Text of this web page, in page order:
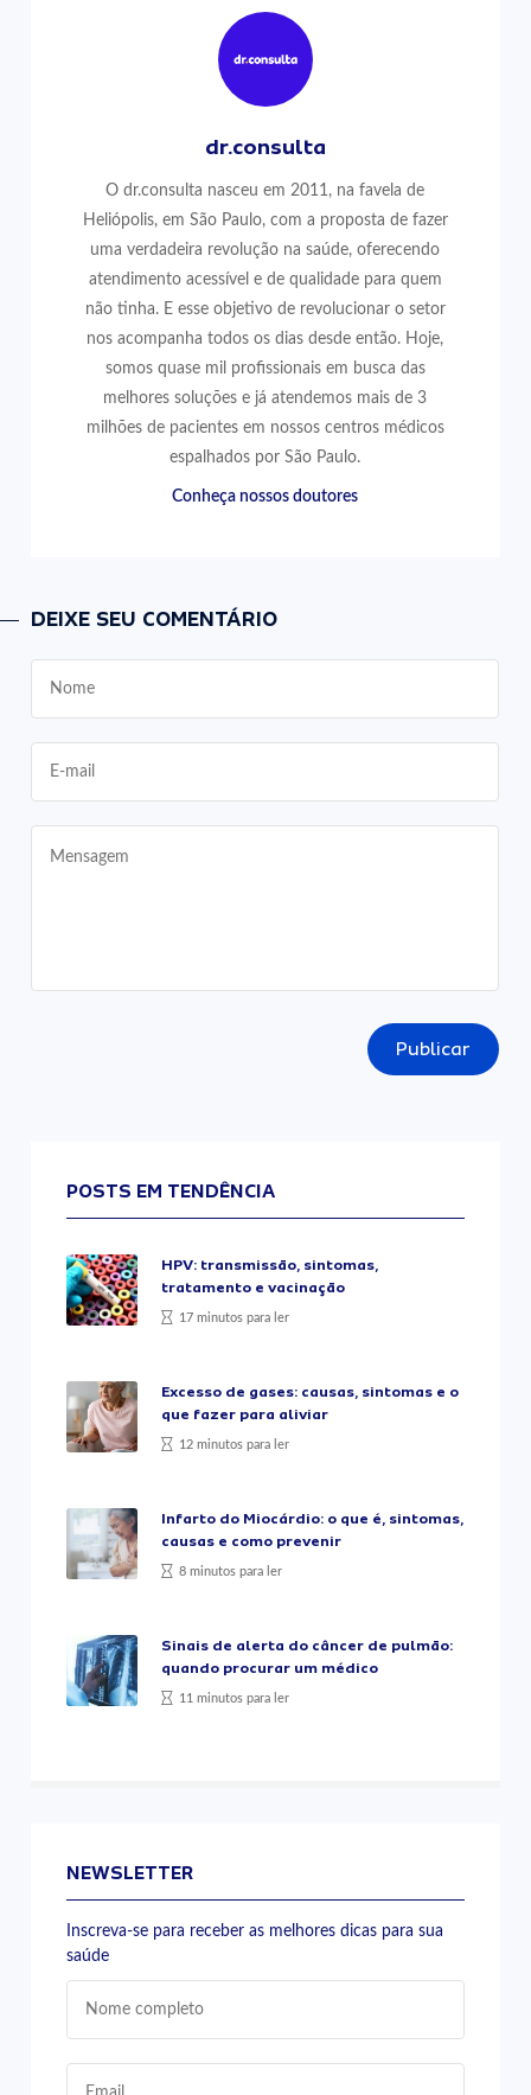
dr.consulta
O dr.consulta nasceu em 2011, na favela de
Heliópolis, em São Paulo, com a proposta de fazer
uma verdadeira revolução na saúde, oferecendo
atendimento acessível e de qualidade para quem
não tinha. E esse objetivo de revolucionar o setor
nos acompanha todos os dias desde então. Hoje,
somos quase mil profissionais em busca das
melhores soluções e já atendemos mais de 3
milhões de pacientes em nossos centros médicos
espalhados por São Paulo.
Conheça nossos doutores
DEIXE SEU COMENTÁRIO
Publicar
POSTS EM TENDÊNCIA
HPV: transmissão, sintomas,
tratamento e vacinação
17 minutos para ler
Excesso de gases: causas, sintomas e o
que fazer para aliviar
12 minutos para ler
Infarto do Miocárdio: o que é, sintomas,
causas e como prevenir
8 minutos para ler
Sinais de alerta do câncer de pulmão:
quando procurar um médico
11 minutos para ler
NEWSLETTER
Inscreva-se para receber as melhores dicas para sua
saúde